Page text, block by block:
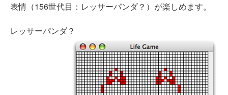
表情（156世代目：レッサーパンダ？）が楽しめます。
レッサーパンダ？